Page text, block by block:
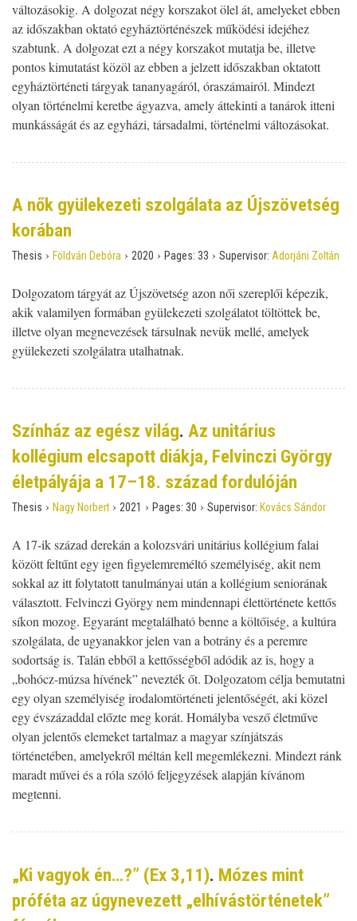
változásokig. A dolgozat négy korszakot ölel át, amelyeket ebben
az időszakban oktató egyháztörténészek működési idejéhez
szabtunk. A dolgozat ezt a négy korszakot mutatja be, illetve
pontos kimutatást közöl az ebben a jelzett időszakban oktatott
egyháztörténeti tárgyak tananyagáról, óraszámairól. Mindezt
olyan történelmi keretbe ágyazva, amely áttekinti a tanárok itteni
munkásságát és az egyházi, társadalmi, történelmi változásokat.
A nők gyülekezeti szolgálata az Újszövetség
korában
Thesis › Földvári Debóra › 2020 › Pages: 33 › Supervisor: Adorjáni Zoltán
Dolgozatom tárgyát az Újszövetség azon női szereplői képezik,
akik valamilyen formában gyülekezeti szolgálatot töltöttek be,
illetve olyan megnevezések társulnak nevük mellé, amelyek
gyülekezeti szolgálatra utalhatnak.
Színház az egész világ. Az unitárius
kollégium elcsapott diákja, Felvinczi György
életpályája a 17–18. század fordulóján
Thesis › Nagy Norbert › 2021 › Pages: 30 › Supervisor: Kovács Sándor
A 17-ik század derekán a kolozsvári unitárius kollégium falai
között feltűnt egy igen figyelemreméltó személyiség, akit nem
sokkal az itt folytatott tanulmányai után a kollégium seniorának
választott. Felvinczi György nem mindennapi élettörténete kettős
síkon mozog. Egyaránt megtalálható benne a költőiség, a kultúra
szolgálata, de ugyanakkor jelen van a botrány és a peremre
sodortság is. Talán ebből a kettősségből adódik az is, hogy a
„bohócz-múzsa hívének” nevezték őt. Dolgozatom célja bemutatni
egy olyan személyiség irodalomtörténeti jelentőségét, aki közel
egy évszázaddal előzte meg korát. Homályba vesző életműve
olyan jelentős elemeket tartalmaz a magyar színjátszás
történetében, amelyekről méltán kell megemlékezni. Mindezt ránk
maradt művei és a róla szóló feljegyzések alapján kívánom
megtenni.
„Ki vagyok én…?” (Ex 3,11). Mózes mint
próféta az úgynevezett „elhívástörténetek”